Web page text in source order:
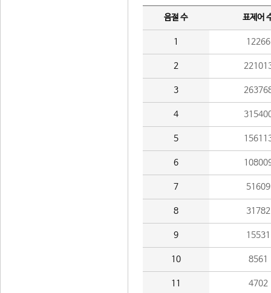
음절 수 표제어
1 12266
2
3
4
5
6
7 51609
8 31782
9 15531
10 8561
11 4702